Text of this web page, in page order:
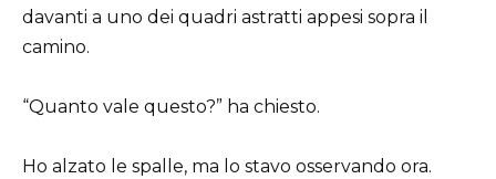
davanti a uno dei quadri astratti appesi sopra il
camino.
“Quanto vale questo?” ha chiesto.
Ho alzato le spalle, ma lo stavo osservando ora.